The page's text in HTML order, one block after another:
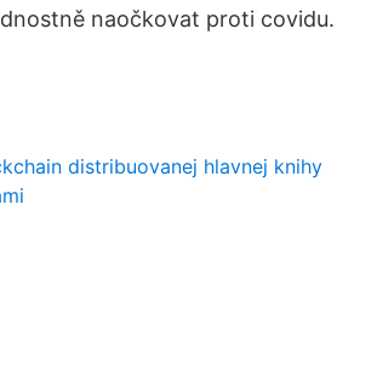
naočkovat proti covidu.
distribuovanej hlavnej knihy